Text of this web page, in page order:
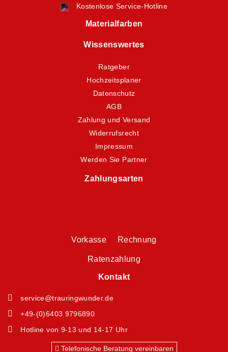
Kostenlose Service-Hotline
Materialfarben
Wissenswertes
Ratgeber
Hochzeitsplaner
Datenschutz
AGB
Zahlung und Versand
Widerrufsrecht
Impressum
Werden Sie Partner
Zahlungsarten
Vorkasse Rechnung
Ratenzahlung
Kontakt
service@trauringwunder.de
+49-(0)6403 9796890
Hotline von 9-13 und 14-17 Uhr
Telefonische Beratung vereinbaren